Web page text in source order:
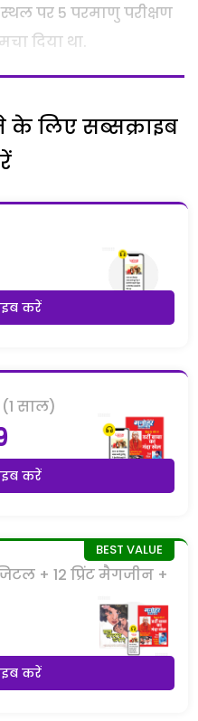
पर 5 परमाणु परीक्षण
दिया था.
लिए सब्सक्राइब
करें
(1 साल)
करें
+ 12 प्रिंट मैगजीन +
करें